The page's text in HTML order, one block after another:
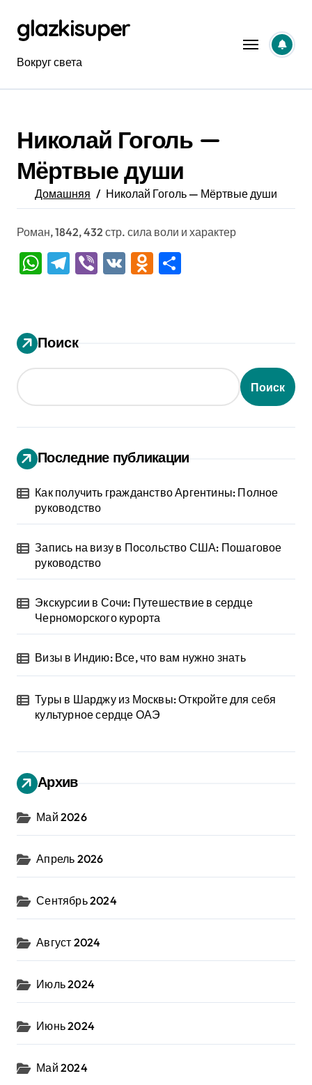
содержанию
glazkisuper
Вокруг света
Николай Гоголь —
Мёртвые души
Домашняя Николай Гоголь — Мёртвые души
Роман, 1842, 432 стр. сила воли и характер
WhatsApp
Telegram
Viber
VK Odnoklassniki
Поиск
Поиск
Последние публикации
Как получить гражданство Аргентины: Полное
руководство
Запись на визу в Посольство США: Пошаговое
руководство
Экскурсии в Сочи: Путешествие в сердце
Черноморского курорта
Визы в Индию: Все, что вам нужно знать
Туры в Шарджу из Москвы: Откройте для себя
культурное сердце ОАЭ
Архив
Май 2026
Апрель 2026
Сентябрь 2024
Август 2024
Июль 2024
Июнь 2024
Май 2024